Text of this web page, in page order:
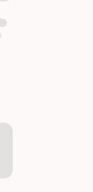
creme